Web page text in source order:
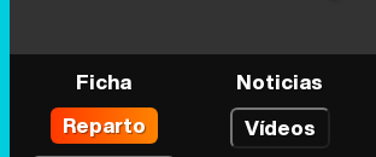
Ficha Noticias
Reparto
Vídeos